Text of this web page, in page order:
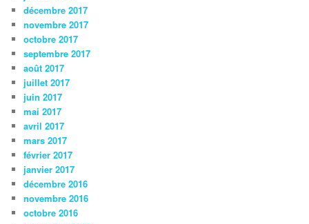
décembre 2017
novembre 2017
octobre 2017
septembre 2017
août 2017
juillet 2017
juin 2017
mai 2017
avril 2017
mars 2017
février 2017
janvier 2017
décembre 2016
novembre 2016
octobre 2016